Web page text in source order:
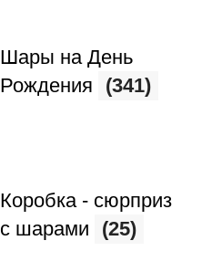
Шары на День
Рождения
(341)
Коробка - сюрприз
с шарами
(25)